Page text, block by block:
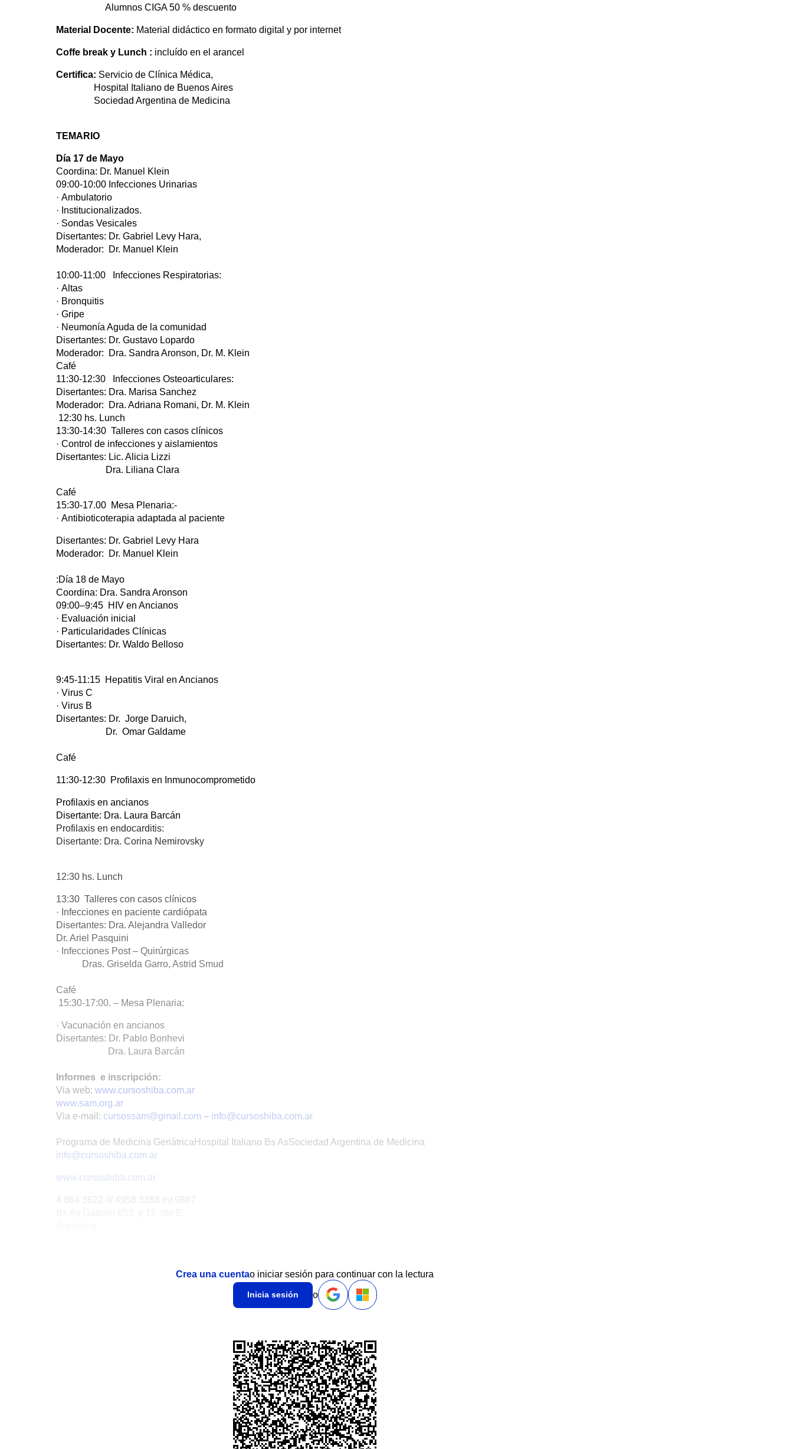
Alumnos CIGA 50 % descuento
Material Docente: Material didáctico en formato digital y por internet
Coffe break y Lunch : incluído en el arancel
Certifica: Servicio de Clínica Médica,
Hospital Italiano de Buenos Aires
Sociedad Argentina de Medicina
TEMARIO
Día 17 de Mayo
Coordina: Dr. Manuel Klein
09:00-10:00 Infecciones Urinarias
· Ambulatorio
· Institucionalizados.
· Sondas Vesicales
Disertantes: Dr. Gabriel Levy Hara,
Moderador: Dr. Manuel Klein
10:00-11:00 Infecciones Respiratorias:
· Altas
· Bronquitis
· Gripe
· Neumonía Aguda de la comunidad
Disertantes: Dr. Gustavo Lopardo
Moderador: Dra. Sandra Aronson, Dr. M. Klein
Café
11:30-12:30 Infecciones Osteoarticulares:
Disertantes: Dra. Marisa Sanchez
Moderador: Dra. Adriana Romani, Dr. M. Klein
12:30 hs. Lunch
13:30-14:30 Talleres con casos clínicos
· Control de infecciones y aislamientos
Disertantes: Lic. Alicia Lizzi
Dra. Liliana Clara
Café
15:30-17.00 Mesa Plenaria:-
· Antibioticoterapia adaptada al paciente
Disertantes: Dr. Gabriel Levy Hara
Moderador: Dr. Manuel Klein
:Día 18 de Mayo
Coordina: Dra. Sandra Aronson
09:00–9:45 HIV en Ancianos
· Evaluación inicial
· Particularidades Clínicas
Disertantes: Dr. Waldo Belloso
9:45-11:15 Hepatitis Viral en Ancianos
· Virus C
· Virus B
Disertantes: Dr. Jorge Daruich,
Dr. Omar Galdame
Café
11:30-12:30 Profilaxis en Inmunocomprometido
Profilaxis en ancianos
Disertante: Dra. Laura Barcán
Profilaxis en endocarditis:
Disertante: Dra. Corina Nemirovsky
12:30 hs. Lunch
13:30 Talleres con casos clínicos
· Infecciones en paciente cardiópata
Disertantes: Dra. Alejandra Valledor
Dr. Ariel Pasquini
· Infecciones Post – Quirúrgicas
Dras. Griselda Garro, Astrid Smud
Café
15:30-17:00. – Mesa Plenaria:
· Vacunación en ancianos
Disertantes: Dr. Pablo Bonhevi
Dra. Laura Barcán
Informes e inscripción:
Via web: www.cursoshiba.com.ar
www.sam.org.ar
Via e-mail: cursossam@gmail.com – info@cursoshiba.com.ar
Programa de Medicina GeriátricaHospital Italiano Bs AsSociedad Argentina de Medicina
info@cursoshiba.com.ar
www.cursoshiba.com.ar
4 864 3622 /// 4958 3388 int 9887
Crea una cuentao iniciar sesión para continuar con la lectura
Inicia sesión o